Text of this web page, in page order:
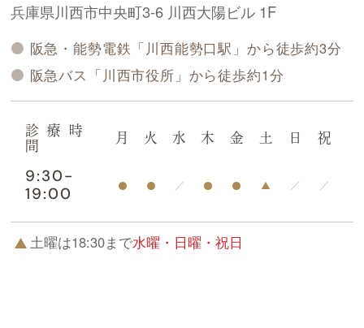
兵庫県川西市中央町3-6 川西大陽ビル 1F
阪急・能勢電鉄「川西能勢口駅」から徒歩約3分
阪急バス「川西市役所」から徒歩約1分
診療時
間
月 火 水 木 金 土 日 祝
9:30-
19:00
土曜は18:30まで水曜・日曜・祝日